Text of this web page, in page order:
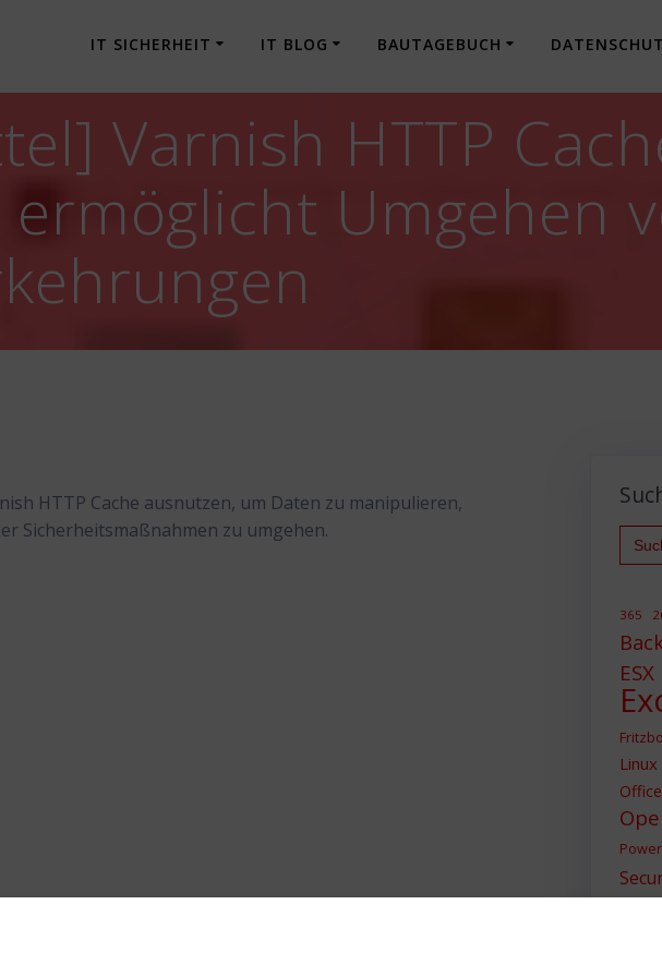
IT SICHERHEIT IT BLOG BAUTAGEBUCH
Varnish HTTP
Umgehen
HTTP Cache ausnutzen, um Daten zu manipulieren,
Sicherheitsmaßnahmen zu umgehen.
for:
365
ESX
Linux
Office